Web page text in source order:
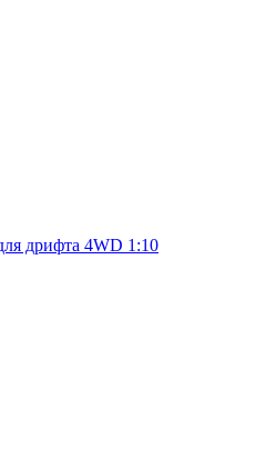
дрифта 4WD 1:10